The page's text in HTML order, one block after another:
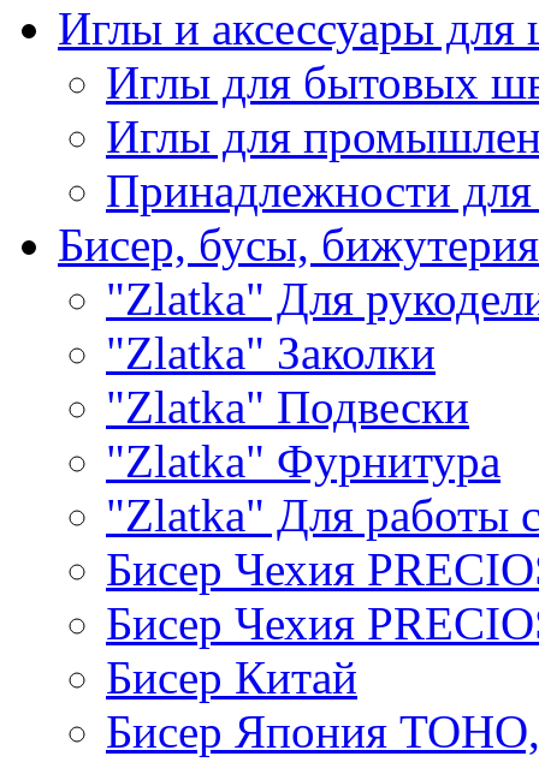
Иглы и аксессуары
Иглы для бытовых
Иглы для
Принадлежности
Бисер, бусы, бижутерия
"Zlatka" Для
"Zlatka" Заколки
"Zlatka" Подвески
"Zlatka" Фурнитура
"Zlatka" Для работы
Бисер Чехия
Бисер Чехия
Бисер Китай
Бисер Япония